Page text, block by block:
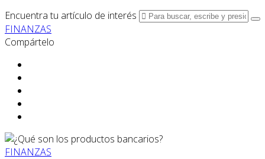
Encuentra tu artículo de interés
FINANZAS
Compártelo
FINANZAS